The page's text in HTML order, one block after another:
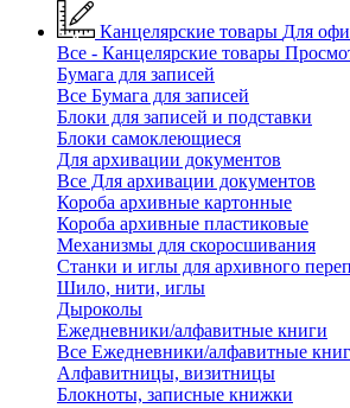
Канцелярские товары Для
Все - Канцелярские товары
Бумага для записей
Все Бумага для записей
Блоки для записей и подставки
Блоки самоклеющиеся
Для архивации документов
Все Для архивации документов
Короба архивные картонные
Короба архивные пластиковые
Механизмы для скоросшивания
Станки и иглы для архивного
Шило, нити, иглы
Дыроколы
Ежедневники/алфавитные книги
Все Ежедневники/алфавитные
Алфавитницы, визитницы
Блокноты, записные книжки